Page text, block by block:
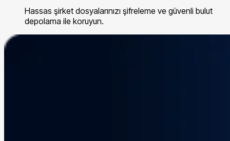
Hassas şirket dosyalarınızı şifreleme ve güvenli bulut
depolama ile koruyun.